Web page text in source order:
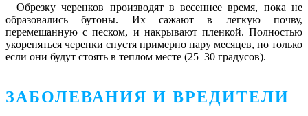
Обрезку черенков производят в весеннее время, пока не
образовались бутоны. Их сажают в легкую почву,
перемешанную с песком, и накрывают пленкой. Полностью
укореняться черенки спустя примерно пару месяцев, но только
если они будут стоять в теплом месте (25–30 градусов).
ЗАБОЛЕВАНИЯ И ВРЕДИТЕЛИ